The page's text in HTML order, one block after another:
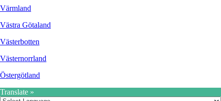
Värmland
Västra Götaland
Västerbotten
Västernorrland
Östergötland
Translate »